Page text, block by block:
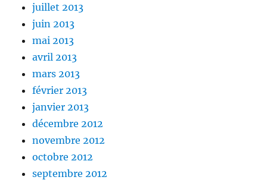
juillet 2013
juin 2013
mai 2013
avril 2013
mars 2013
février 2013
janvier 2013
décembre 2012
novembre 2012
octobre 2012
septembre 2012